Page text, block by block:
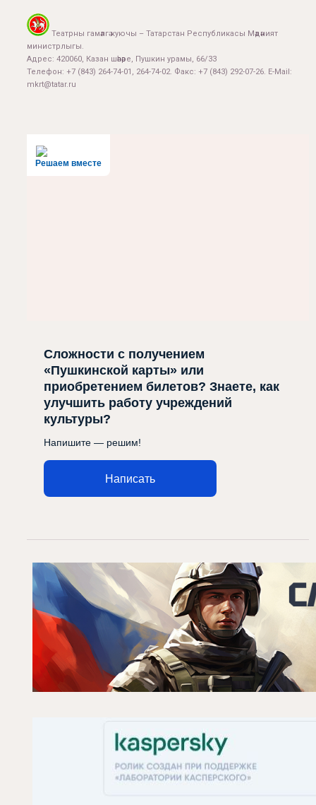
Театрны гамәлгә куючы – Татарстан Республикасы Мәдәният
министрлыгы.
Адрес: 420060, Казан шәһәре, Пушкин урамы, 66/33
Телефон: +7 (843) 264-74-01, 264-74-02. Факс: +7 (843) 292-07-26. E-Mail:
mkrt@tatar.ru
Решаем вместе
Сложности с получением
«Пушкинской карты» или
приобретением билетов? Знаете, как
улучшить работу учреждений
культуры?
Напишите — решим!
Написать